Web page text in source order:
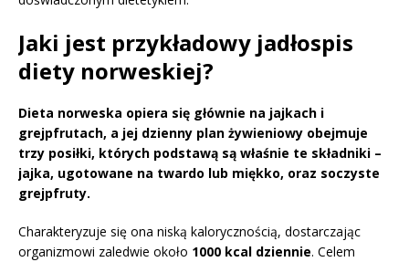
Jaki jest przykładowy jadłospis
diety norweskiej?
Dieta norweska opiera się głównie na jajkach i
grejpfrutach, a jej dzienny plan żywieniowy obejmuje
trzy posiłki, których podstawą są właśnie te składniki –
jajka, ugotowane na twardo lub miękko, oraz soczyste
grejpfruty.
Charakteryzuje się ona niską kalorycznością, dostarczając
organizmowi zaledwie około 1000 kcal dziennie. Celem